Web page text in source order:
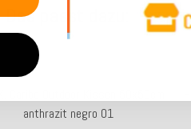
Das passt dazu:
anthrazit negro 01